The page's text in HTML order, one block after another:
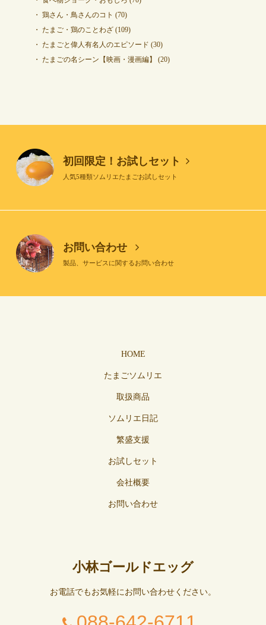
鶏さん・鳥さんのコト (70)
たまご・鶏のことわざ(109)
たまごと偉人有名人のエピソード (30)
たまごの名シーン【映画・漫画編】
(20)
初回限定！お試しセット
人気5種類ソムリエたまごお試しセット
お問い合わせ
製品、サービスに関するお問い合わせ
HOME
たまごソムリエ
取扱商品
ソムリエ日記
繁盛支援
お試しセット
会社概要
お問い合わせ
小林ゴールドエッグ
お電話でもお気軽にお問い合わせください。